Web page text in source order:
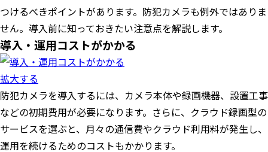
つけるべきポイントがあります。防犯カメラも例外ではありま
せん。導入前に知っておきたい注意点を解説します。
導入・運用コストがかかる
拡大する
防犯カメラを導入するには、カメラ本体や録画機器、設置工事
などの初期費用が必要になります。さらに、クラウド録画型の
サービスを選ぶと、月々の通信費やクラウド利用料が発生し、
運用を続けるためのコストもかかります。